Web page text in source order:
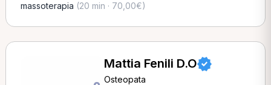
massoterapia (20 min · 70,00€)
Mattia Fenili D.O
Osteopata